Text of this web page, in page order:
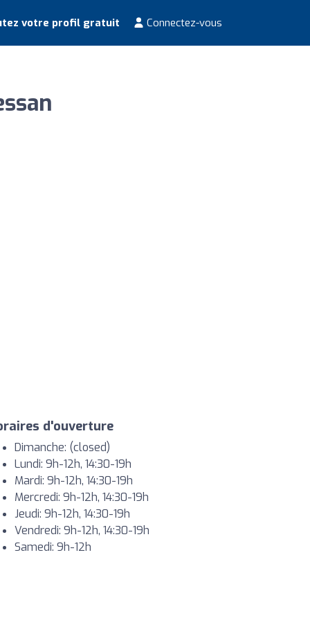
votre profil gratuit Connectez-vous
d'ouverture
Dimanche: (closed)
Lundi: 9h-12h, 14:30-19h
Mardi: 9h-12h, 14:30-19h
Mercredi: 9h-12h, 14:30-19h
Jeudi: 9h-12h, 14:30-19h
Vendredi: 9h-12h, 14:30-19h
Samedi: 9h-12h